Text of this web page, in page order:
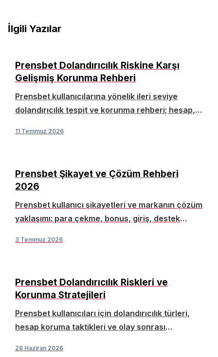
İlgili Yazılar
Prensbet Dolandırıcılık Riskine Karşı
Gelişmiş Korunma Rehberi
Prensbet kullanıcılarına yönelik ileri seviye
dolandırıcılık tespit ve korunma rehberi; hesap,
11 Temmuz 2026
Prensbet Şikayet ve Çözüm Rehberi
2026
Prensbet kullanıcı şikayetleri ve markanın çözüm
yaklaşımı: para çekme, bonus, giriş, destek
3 Temmuz 2026
Prensbet Dolandırıcılık Riskleri ve
Korunma Stratejileri
Prensbet kullanıcıları için dolandırıcılık türleri,
hesap koruma taktikleri ve olay sonrası
odaklı rehber.
28 Haziran 2026